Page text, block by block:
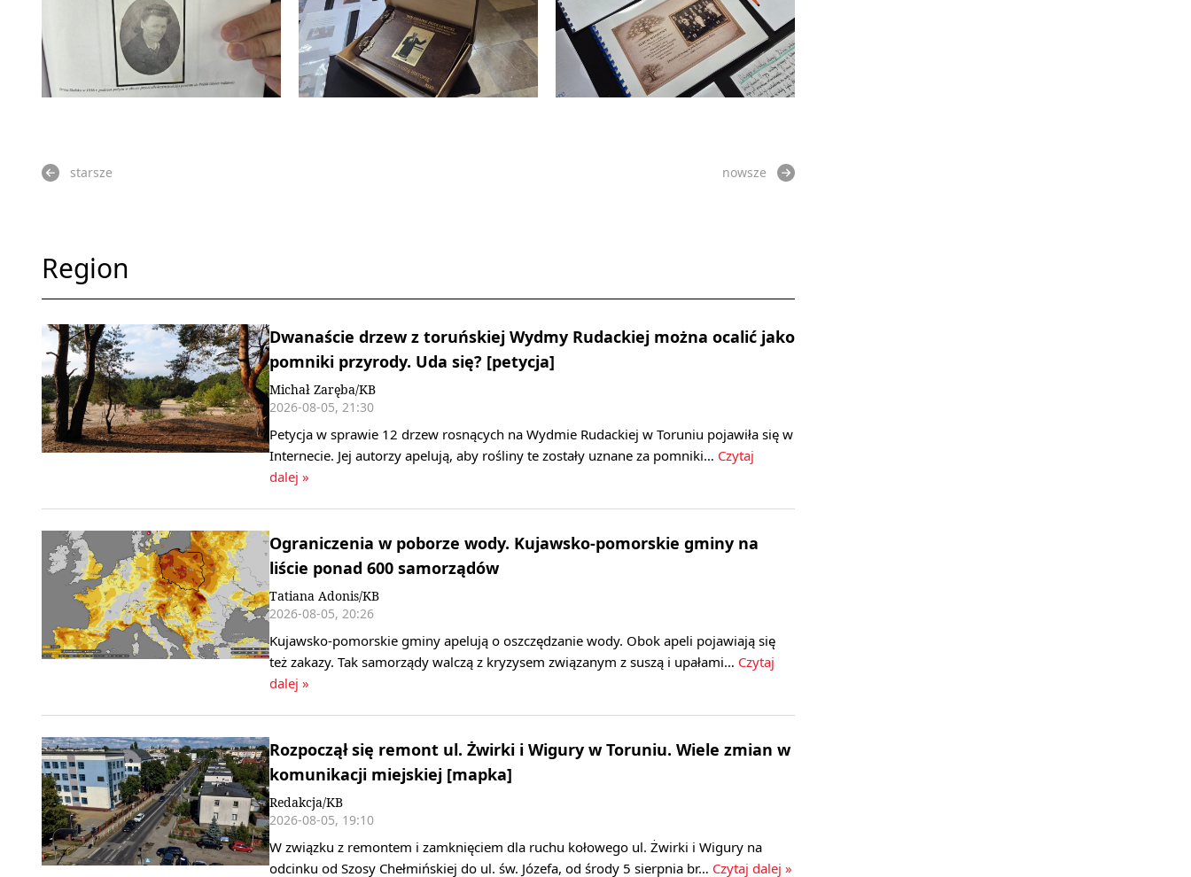
starsze nowsze
Region
Dwanaście drzew z toruńskiej Wydmy Rudackiej można ocalić jako
pomniki przyrody. Uda się? [petycja]
Michał Zaręba/KB
2026-08-05, 21:30
Petycja w sprawie 12 drzew rosnących na Wydmie Rudackiej w Toruniu pojawiła się w
Internecie. Jej autorzy apelują, aby rośliny te zostały uznane za pomniki… Czytaj
dalej »
Ograniczenia w poborze wody. Kujawsko-pomorskie gminy na
liście ponad 600 samorządów
Tatiana Adonis/KB
2026-08-05, 20:26
Kujawsko-pomorskie gminy apelują o oszczędzanie wody. Obok apeli pojawiają się
też zakazy. Tak samorządy walczą z kryzysem związanym z suszą i upałami… Czytaj
dalej »
Rozpoczął się remont ul. Żwirki i Wigury w Toruniu. Wiele zmian w
komunikacji miejskiej [mapka]
Redakcja/KB
2026-08-05, 19:10
W związku z remontem i zamknięciem dla ruchu kołowego ul. Żwirki i Wigury na
odcinku od Szosy Chełmińskiej do ul. św. Józefa, od środy 5 sierpnia br… Czytaj dalej »